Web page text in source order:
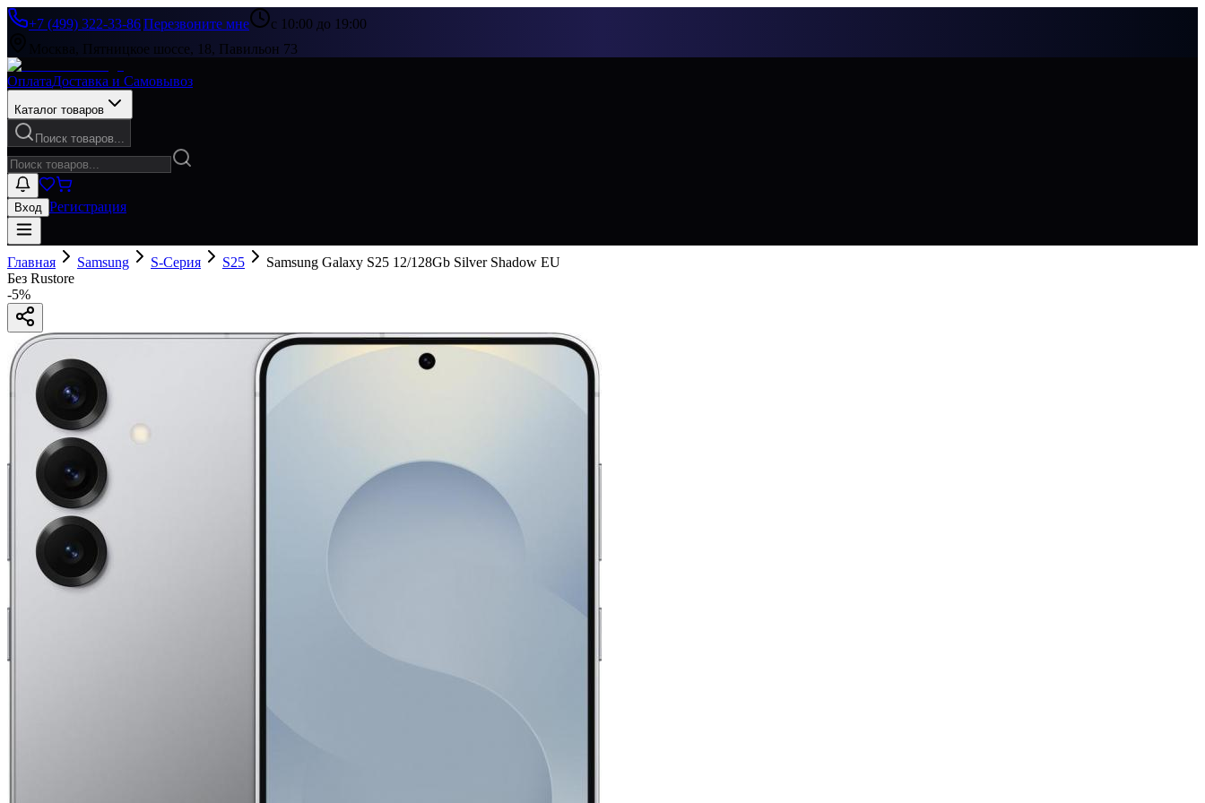
+7 (499) 322-33-86|Перезвоните мне
с 10:00 до 19:00
Москва, Пятницкое шоссе, 18, Павильон 73
ОплатаДоставка и Самовывоз
Каталог товаров
Поиск товаров...
Вход Регистрация
Главная Samsung S-Серия S25
Samsung Galaxy S25 12/128Gb Silver Shadow EU
Без Rustore
-5%